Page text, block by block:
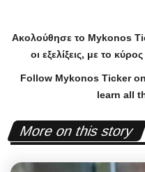
Ακολούθησε το Mykonos
οι εξελίξεις, με το
Follow Mykonos Ticker on
learn all
More on this story